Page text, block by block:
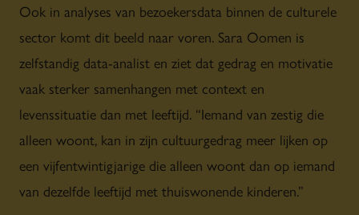
Ook in analyses van bezoekersdata binnen de culturele
sector komt dit beeld naar voren. Sara Oomen is
zelfstandig data-analist en ziet dat gedrag en motivatie
vaak sterker samenhangen met context en
levenssituatie dan met leeftijd. “Iemand van zestig die
alleen woont, kan in zijn cultuurgedrag meer lijken op
een vijfentwintigjarige die alleen woont dan op iemand
van dezelfde leeftijd met thuiswonende kinderen.”